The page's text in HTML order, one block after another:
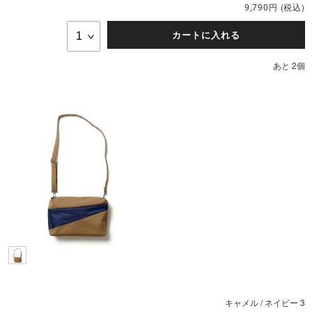
9,790円 (税込)
カートに入れる
あと 2個
キャメル / ネイビー 3